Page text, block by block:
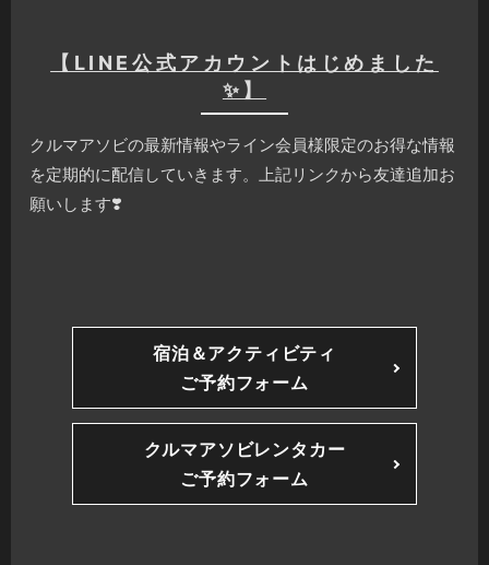
【LINE公式アカウントはじめました
✨】
クルマアソビの最新情報やライン会員様限定のお得な情報
を定期的に配信していきます。上記リンクから友達追加お
願いします❣️
宿泊＆アクティビティ
ご予約フォーム
クルマアソビレンタカー
ご予約フォーム